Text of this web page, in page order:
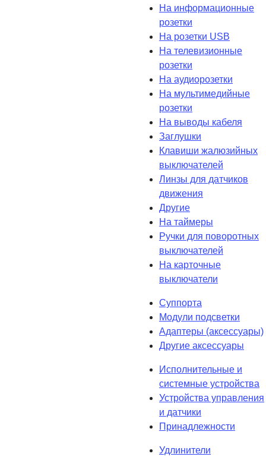
На информационные
розетки
На розетки USB
На телевизионные
розетки
На аудиорозетки
На мультимедийные
розетки
На выводы кабеля
Заглушки
Клавиши жалюзийных
выключателей
Линзы для датчиков
движения
Другие
На таймеры
Ручки для поворотных
выключателей
На карточные
выключатели
Суппорта
Модули подсветки
Адаптеры (аксессуары)
Другие аксессуары
Исполнительные и
системные устройства
Устройства управления
и датчики
Принадлежности
Удлинители